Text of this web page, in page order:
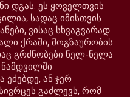
დგას. ეს ყოველთვის
სადაც იმისთვის
ვისაც სხვაგვარად
ქრაში, მოგზაურობის
გრძნობები ნელ-ნელა
ეძებდე, ან ჯერ
გაძლევს, რომ